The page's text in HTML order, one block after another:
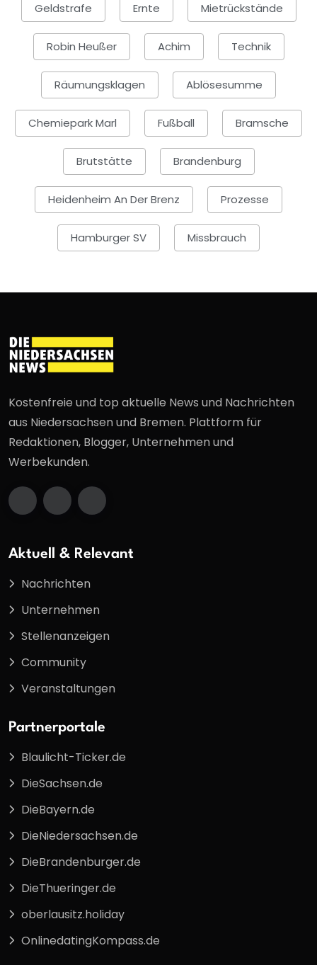
Geldstrafe Ernte Mietrückstände
Robin Heußer Achim Technik
Räumungsklagen Ablösesumme
Chemiepark Marl Fußball Bramsche
Brutstätte Brandenburg
Heidenheim An Der Brenz Prozesse
Hamburger SV Missbrauch
Kostenfreie und top aktuelle News und Nachrichten
aus Niedersachsen und Bremen. Plattform für
Redaktionen, Blogger, Unternehmen und
Werbekunden.
Aktuell & Relevant
Nachrichten
Unternehmen
Stellenanzeigen
Community
Veranstaltungen
Partnerportale
Blaulicht-Ticker.de
DieSachsen.de
DieBayern.de
DieNiedersachsen.de
DieBrandenburger.de
DieThueringer.de
oberlausitz.holiday
OnlinedatingKompass.de